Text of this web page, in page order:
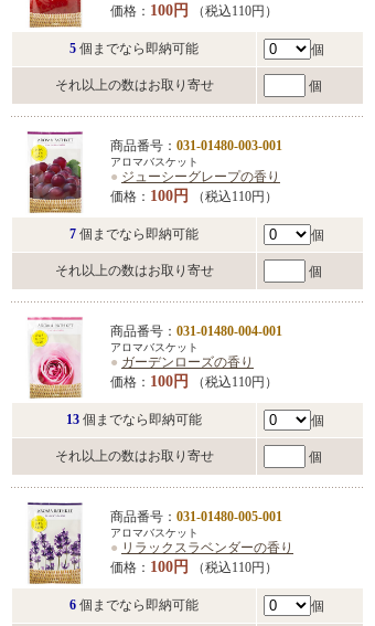
価格： 100円 （税込110円）
5 個までなら即納可能 個
それ以上の数はお取り寄せ 個
商品番号： 031-01480-003-001
アロマバスケット
● ジューシーグレープの香り
価格： 100円 （税込110円）
7 個までなら即納可能 個
それ以上の数はお取り寄せ 個
商品番号： 031-01480-004-001
アロマバスケット
● ガーデンローズの香り
価格： 100円 （税込110円）
13 個までなら即納可能 個
それ以上の数はお取り寄せ 個
商品番号： 031-01480-005-001
アロマバスケット
● リラックスラベンダーの香り
価格： 100円 （税込110円）
6 個までなら即納可能 個